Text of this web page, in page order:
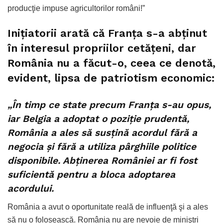
producţie impuse agricultorilor români!”
Inițiatorii arată că Franța s-a abținut
în interesul propriilor cetățeni, dar
România nu a făcut-o, ceea ce denotă,
evident, lipsa de patriotism economic:
„În timp ce state precum Franţa s-au opus,
iar Belgia a adoptat o poziţie prudentă,
România a ales să susţină acordul fără a
negocia şi fără a utiliza pârghiile politice
disponibile. Abţinerea României ar fi fost
suficientă pentru a bloca adoptarea
acordului.
România a avut o oportunitate reală de influenţă şi a ales
să nu o folosească. România nu are nevoie de miniştri